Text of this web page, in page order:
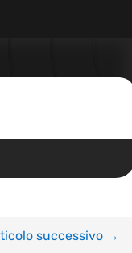
successivo→